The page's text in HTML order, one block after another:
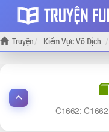
Truyện Kiếm Vực Vô Địch
1662: